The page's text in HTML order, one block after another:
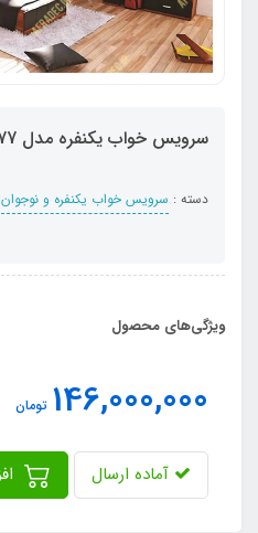
سرویس خواب یکنفره مدل p5477
دسته : سرویس خواب یکنفره و نوجوان
ویژگی‌های محصول
146,000,000 تومان
آماده ارسال